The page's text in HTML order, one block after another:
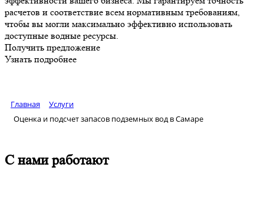
расчетов и соответствие всем нормативным требованиям,
чтобы вы могли максимально эффективно использовать
доступные водные ресурсы.
Получить предложение
Узнать подробнее
Главная
Услуги
Оценка и подсчет запасов подземных вод в Самаре
С нами работают